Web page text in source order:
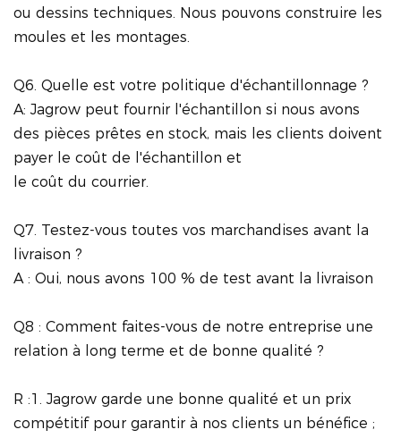
ou dessins techniques. Nous pouvons construire les
moules et les montages.
Q6. Quelle est votre politique d'échantillonnage ?
A: Jagrow peut fournir l'échantillon si nous avons
des pièces prêtes en stock, mais les clients doivent
payer le coût de l'échantillon et
le coût du courrier.
Q7. Testez-vous toutes vos marchandises avant la
livraison ?
A : Oui, nous avons 100 % de test avant la livraison
Q8 : Comment faites-vous de notre entreprise une
relation à long terme et de bonne qualité ?
R :1. Jagrow garde une bonne qualité et un prix
compétitif pour garantir à nos clients un bénéfice ;